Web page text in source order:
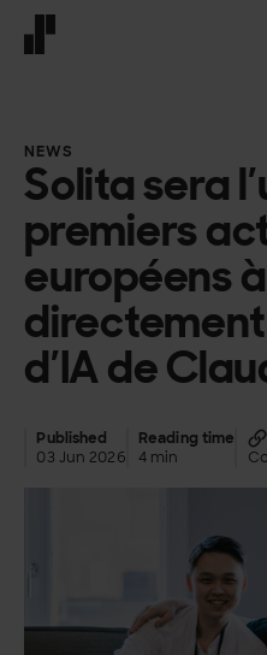
NEWS
Solita sera
premiers
européens
d’IA de
Published
03 Jun 2026
Reading time
4 min